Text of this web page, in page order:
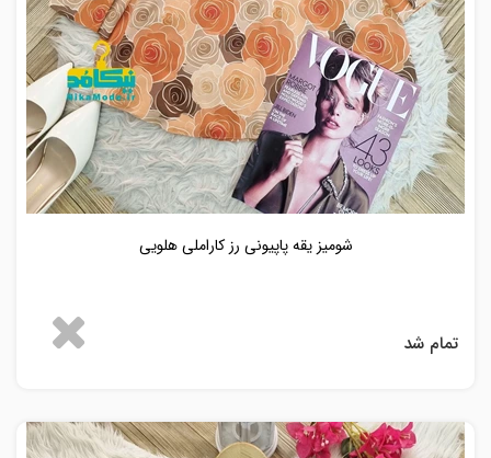
شومیز یقه پاپیونی رز کاراملی هلویی
تمام شد